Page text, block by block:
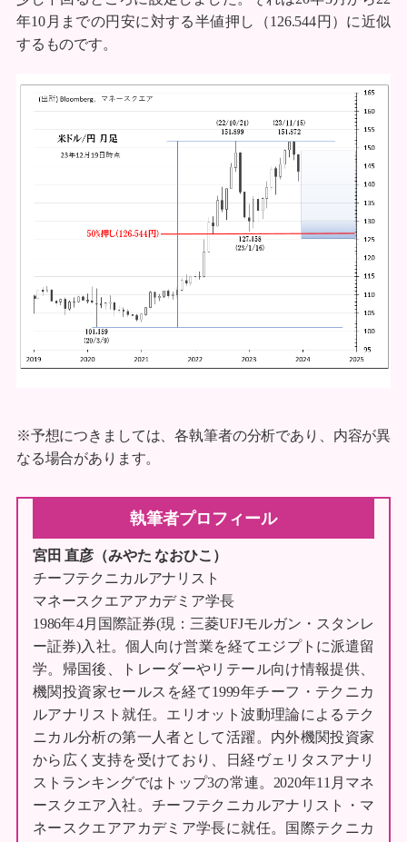
年10月までの円安に対する半値押し（126.544円）に近似
するものです。
※予想につきましては、各執筆者の分析であり、内容が異
なる場合があります。
執筆者プロフィール
宮田 直彦（みやた なおひこ）
チーフテクニカルアナリスト
マネースクエアアカデミア学長
1986年4月国際証券(現：三菱UFJモルガン・スタンレ
ー証券)入社。個人向け営業を経てエジプトに派遣留
学。帰国後、トレーダーやリテール向け情報提供、
機関投資家セールスを経て1999年チーフ・テクニカ
ルアナリスト就任。エリオット波動理論によるテク
ニカル分析の第一人者として活躍。内外機関投資家
から広く支持を受けており、日経ヴェリタスアナリ
ストランキングではトップ3の常連。2020年11月マネ
ースクエア入社。チーフテクニカルアナリスト・マ
ネースクエアアカデミア学長に就任。国際テクニカ